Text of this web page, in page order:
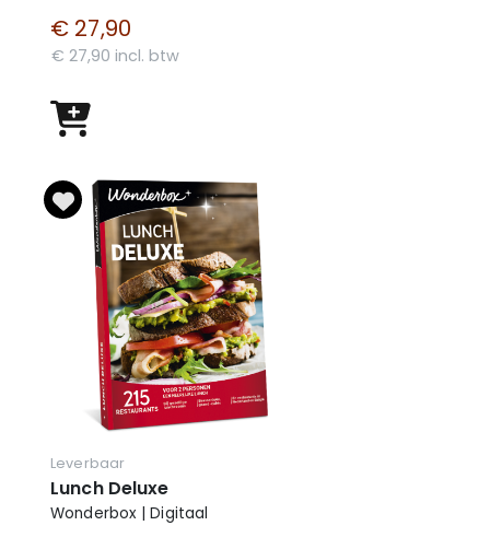
€ 27,90
€ 27,90 incl. btw
Leverbaar
Lunch Deluxe
Wonderbox | Digitaal